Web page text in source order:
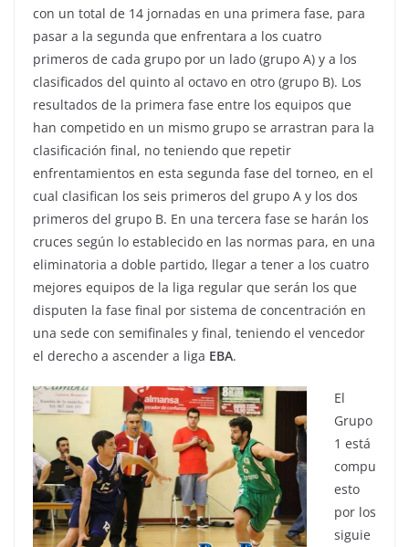
con un total de 14 jornadas en una primera fase, para
pasar a la segunda que enfrentara a los cuatro
primeros de cada grupo por un lado (grupo A) y a los
clasificados del quinto al octavo en otro (grupo B). Los
resultados de la primera fase entre los equipos que
han competido en un mismo grupo se arrastran para la
clasificación final, no teniendo que repetir
enfrentamientos en esta segunda fase del torneo, en el
cual clasifican los seis primeros del grupo A y los dos
primeros del grupo B. En una tercera fase se harán los
cruces según lo establecido en las normas para, en una
eliminatoria a doble partido, llegar a tener a los cuatro
mejores equipos de la liga regular que serán los que
disputen la fase final por sistema de concentración en
una sede con semifinales y final, teniendo el vencedor
el derecho a ascender a liga EBA.
El
Grupo
1 está
compu
esto
por los
siguie